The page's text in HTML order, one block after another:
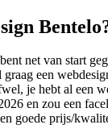
net van start
een
je hebt al een
en zou een
goede prijs/